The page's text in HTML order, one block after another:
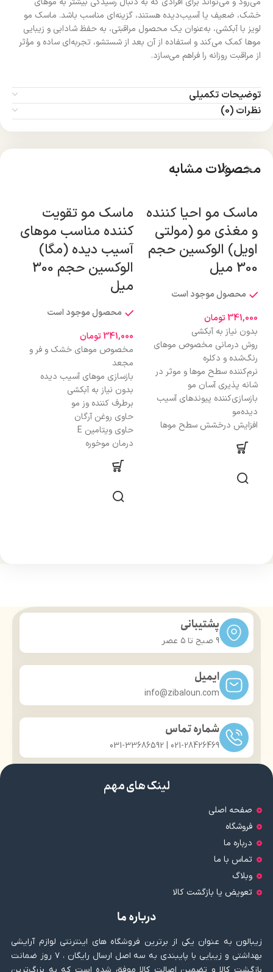
خشک، ضعیف یا آسیب‌دیده هستند، گزینه‌ای مناسب باشد. ماسک مو
لویز با آبکشی، به‌عنوان یک محصول مراقبتی، به حفظ شادابی و زیبایی
موها کمک می‌کند و استفاده از آن بعد از شستشو، تجربه‌ای ساده و مؤثر
از مراقبت روزانه را فراهم می‌سازد.
توضیحات تکمیلی
نظرات (0)
محصولات مشابه
ماسک مو احیا کننده
و مغذی مو (مولتی
اویل) الوکسین حجم
300 میل
محصول موجود است
341,000تومان
بدون نیاز به آبکشی
روش درمانی مخصوص موهای
رنگ‌شده و دکلره
نرم‌کننده سطح موها و موثر در
شانه پذیری آسان مو
بازسازی‌کننده پیوندهای آسیب
دیده‌مو
افزایش درخشش سطح موها
ماسک مو تقویت
کننده مناسب موهای
آسیب دیده (مگا)
الوکسین حجم 300
میل
محصول موجود است
341,000تومان
مخصوص موهای خشک و فر و
مجعد
بازسازی موهای آسیب دیده
بدون نیاز به آبکشی
برطرف کننده وز مو
حاوی روغن آرگان
حاوی ویتامین E
درمان موخوره
پشتیبانی
9 صبح تا ۵ عصر
ایمیل
info@zibaloun.com
شماره تماس
021-28426469 | 031-33686592
لینک های مهم
صفحه اصلی
فروشگاه
درباره ما
تماس با ما
وبلاگ
تعویض یا بازگشت کالا
درباره ما
زیبالون به عنوان یکی از برترین فروشگاه های اینترنتی لوازم آرایشی
بهداشتی و زیبایی با پایبندی به سه اصل ارسال رایگان ، ۷ روز ضمانت
بازگشت کالا و تضمین اصالت کالا موفق شده است که به بزرگ‌ترین